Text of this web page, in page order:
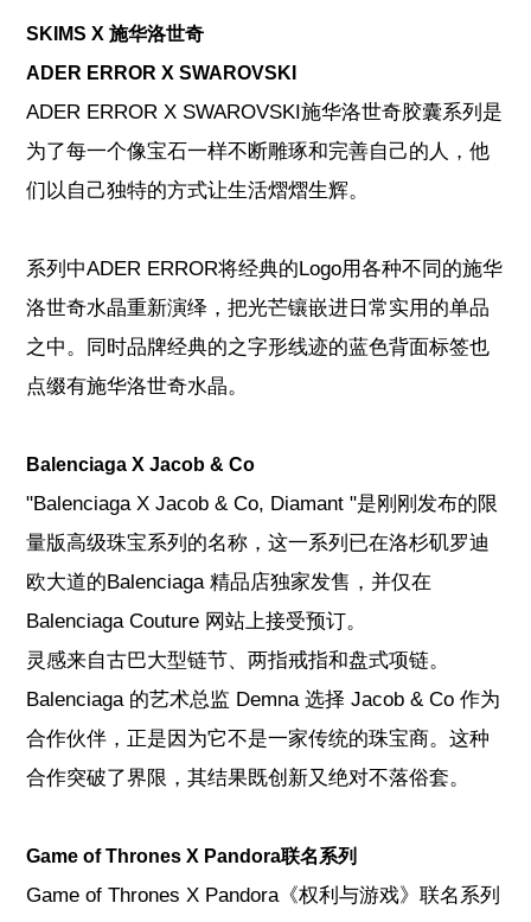
SKIMS X 施华洛世奇
ADER ERROR X SWAROVSKI
ADER ERROR X SWAROVSKI施华洛世奇胶囊系列是
为了每一个像宝石一样不断雕琢和完善自己的人，他
们以自己独特的方式让生活熠熠生辉。
系列中ADER ERROR将经典的Logo用各种不同的施华
洛世奇水晶重新演绎，把光芒镶嵌进日常实用的单品
之中。同时品牌经典的之字形线迹的蓝色背面标签也
点缀有施华洛世奇水晶。
Balenciaga X Jacob & Co
"Balenciaga X Jacob & Co, Diamant "是刚刚发布的限
量版高级珠宝系列的名称，这一系列已在洛杉矶罗迪
欧大道的Balenciaga 精品店独家发售，并仅在
Balenciaga Couture 网站上接受预订。
灵感来自古巴大型链节、两指戒指和盘式项链。
Balenciaga 的艺术总监 Demna 选择 Jacob & Co 作为
合作伙伴，正是因为它不是一家传统的珠宝商。这种
合作突破了界限，其结果既创新又绝对不落俗套。
Game of Thrones X Pandora联名系列
Game of Thrones X Pandora《权利与游戏》联名系列